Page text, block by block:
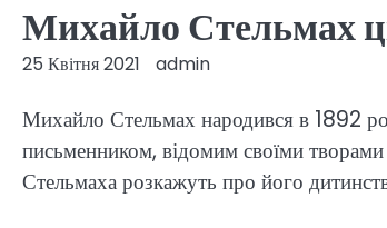
Михайло Стельмах
25 Квітня 2021 admin
Михайло Стельмах народився в 1892
письменником, відомим своїми
Стельмаха розкажуть про його